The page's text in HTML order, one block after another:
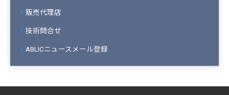
販売代理店
技術問合せ
ABLICニュースメール登録